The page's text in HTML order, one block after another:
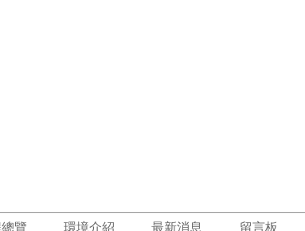
覽 環境介紹 最新消息 留言板